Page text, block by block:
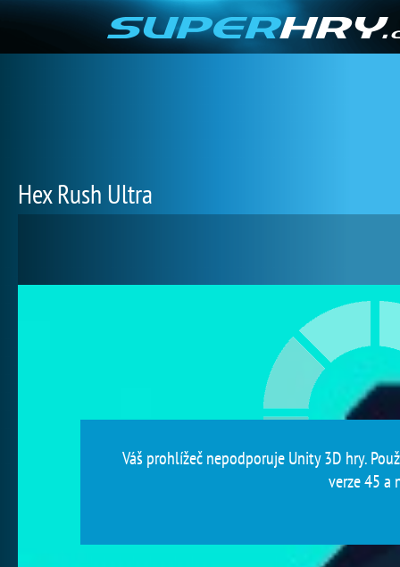
Hex Rush Ultra
Váš prohlížeč nepodporuje Unity 3D hry.
verze 45 a